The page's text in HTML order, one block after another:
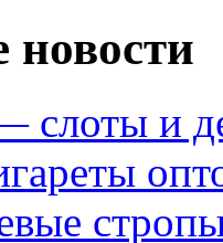
новости
слоты и